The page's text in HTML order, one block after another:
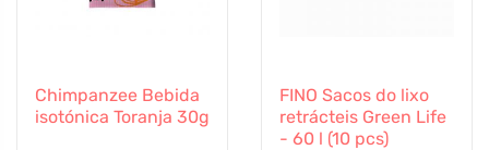
Chimpanzee Bebida
isotónica Toranja 30g
FINO Sacos do lixo
retrácteis Green Life
- 60 l (10 pcs)